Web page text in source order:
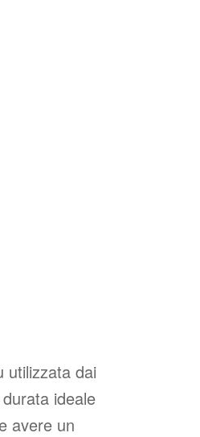
utilizzata dai
ideale
avere un